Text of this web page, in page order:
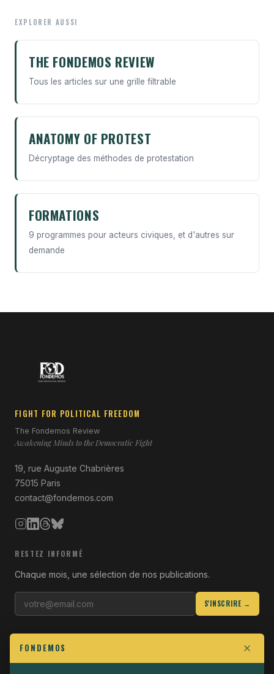
EXPLORER AUSSI
THE FONDEMOS REVIEW
Tous les articles sur une grille filtrable
ANATOMY OF PROTEST
Décryptage des méthodes de protestation
FORMATIONS
9 programmes pour acteurs civiques, et d'autres sur
demande
FIGHT FOR POLITICAL FREEDOM
The Fondemos Review
Awakening Minds to the Democratic Fight
19, rue Auguste Chabrières
75015 Paris
contact@fondemos.com
RESTEZ INFORMÉ
Chaque mois, une sélection de nos publications.
S'INSCRIRE →
Qui sommes-nous
FONDEMOS